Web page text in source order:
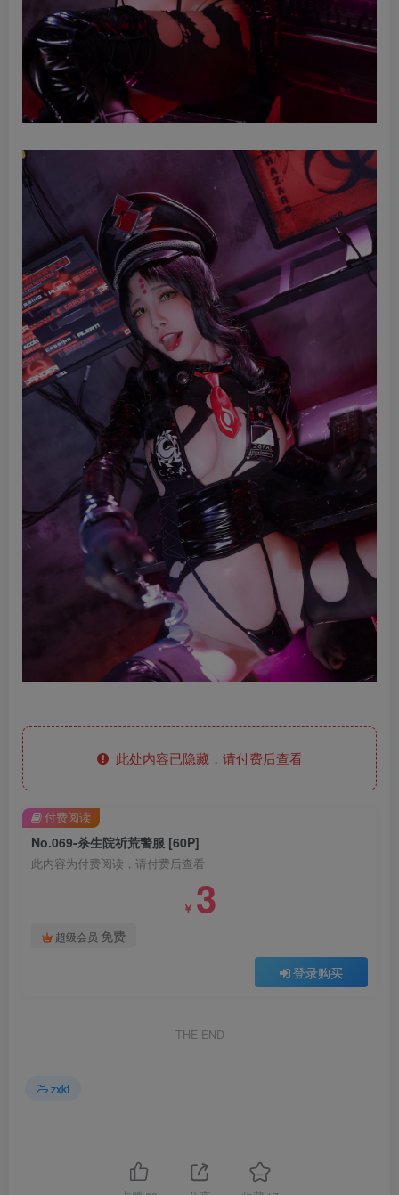
此处内容已隐藏，请付费后查看
No.069-杀生院祈荒警服 [60P]
此内容为付费阅读，请付费后查看
￥ 3
超级会员 免费
登录购买
付费阅读
THE END
zxkt